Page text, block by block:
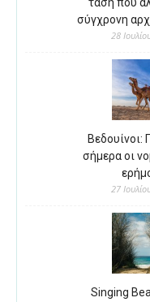
σύγχρονη
28
σήμερα οι
27
Singing